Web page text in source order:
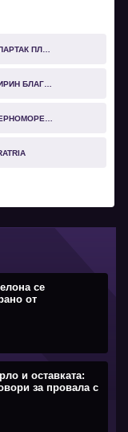
СПАРТАК ПЛЕВЕН
ПИРИН БЛАГОЕВГРАД
се
от
и оставката:
за провала с